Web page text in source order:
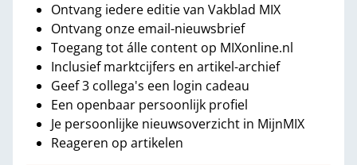
Ontvang iedere editie van Vakblad MIX
Ontvang onze email-nieuwsbrief
Toegang tot álle content op MIXonline.nl
Inclusief marktcijfers en artikel-archief
Geef 3 collega's een login cadeau
Een openbaar persoonlijk profiel
Je persoonlijke nieuwsoverzicht in MijnMIX
Reageren op artikelen